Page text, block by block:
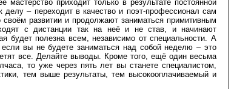
приходит только в результате постоянной
– переходит в качество и поэт-профессионал сам
своём развитии и продолжают заниматься примитивным
с дистанции так на неё и не став, и начинают
будет полезна всем, независимо от специальности. А
вы не будете заниматься над собой неделю – это
все. Делайте выводы. Кроме того, ещё один весьма
то уже через пять лет вы станете специалистом,
тем выше результаты, тем высокооплачиваемый и